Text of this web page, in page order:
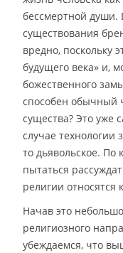
бессмертной души.
существования
вредно, поскольку
будущего века» и,
божественного
способен обычный
существа? Это уже
случае технологии
то дьявольское. По
пытаться
религии относятся
Начав это
религиозного
убеждаемся, что